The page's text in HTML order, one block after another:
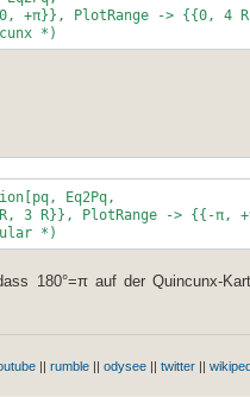
+π}}, PlotRange -> {{0, 4
*)
Eq2Pq,
3 R}}, PlotRange -> {{-π,
*)
180°=π auf der Quincunx-
|| rumble|| odysee|| twitter||